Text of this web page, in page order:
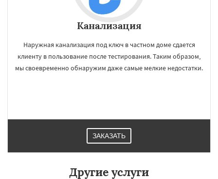
Канализация
Наружная канализация под ключ в частном доме сдается
клиенту в пользование после тестирования. Таким образом,
мы своевременно обнаружим даже самые мелкие недостатки.
ЗАКАЗАТЬ
Другие услуги